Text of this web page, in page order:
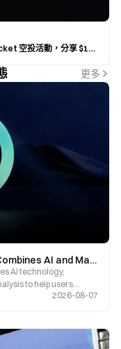
Gate Web3 BountyDrop：參加 Smart Pocket 空投活動，分享 $10,000 SP
更多
Gate Integrated Prediction Market Combines AI and Market Data to Build Next-Generation Research Tools
AI technology,
to help users
and build a
2026-08-07